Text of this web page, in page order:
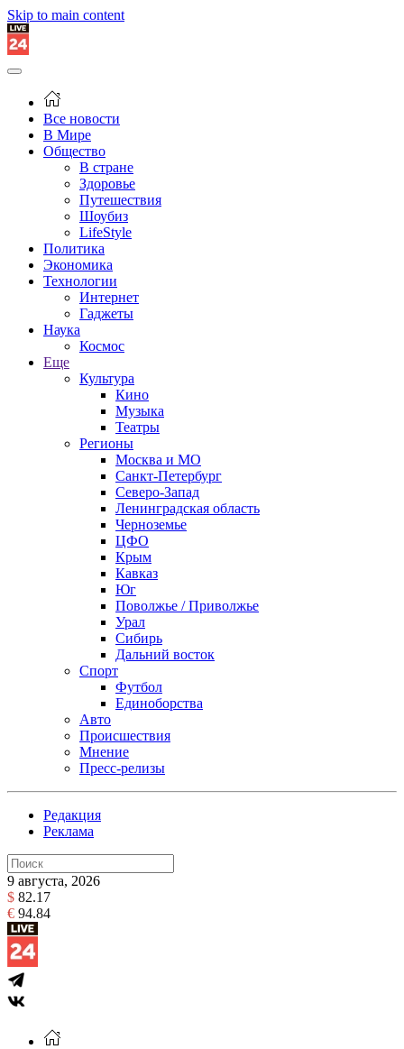
Skip to main content
Все новости
В Мире
Общество
В стране
Здоровье
Путешествия
Шоубиз
LifeStyle
Политика
Экономика
Технологии
Интернет
Гаджеты
Наука
Космос
Еще
Культура
Кино
Музыка
Театры
Регионы
Москва и МО
Санкт-Петербург
Северо-Запад
Ленинградская область
Черноземье
ЦФО
Крым
Кавказ
Юг
Поволжье / Приволжье
Урал
Сибирь
Дальний восток
Спорт
Футбол
Единоборства
Авто
Происшествия
Мнение
Пресс-релизы
Редакция
Реклама
9 августа, 2026
$ 82.17
€ 94.84